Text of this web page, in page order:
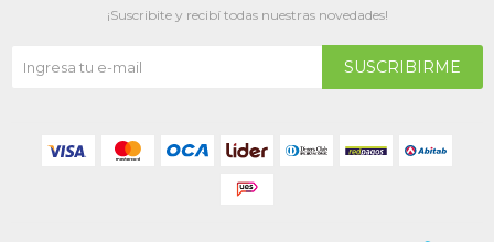
¡Suscribite y recibí todas nuestras novedades!
SUSCRIBIRME